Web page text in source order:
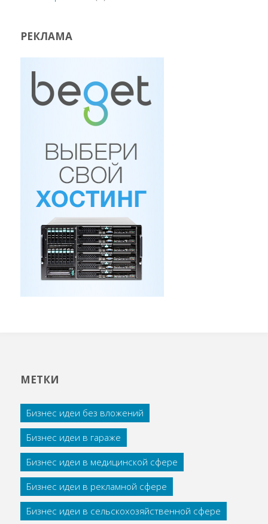
РЕКЛАМА
МЕТКИ
Бизнес идеи без вложений
Бизнес идеи в гараже
Бизнес идеи в медицинской сфере
Бизнес идеи в рекламной сфере
Бизнес идеи в сельскохозяйственной сфере